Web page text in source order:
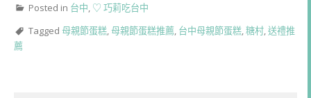
Posted in 台中, ♡ 巧莉吃台中
Tagged 母親節蛋糕,母親節蛋糕推薦, 台中母親節蛋糕,糖村,送禮推
薦